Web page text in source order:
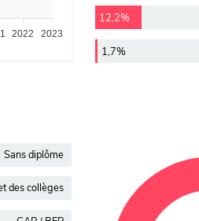
2022 2023
12,2%
1,7%
Sans diplôme
des collèges